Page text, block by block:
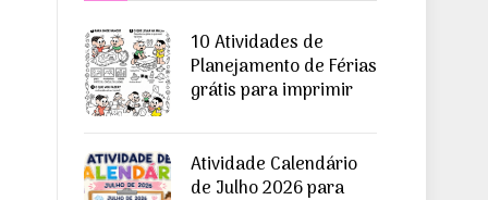
10 Atividades de
Planejamento de Férias
grátis para imprimir
Atividade Calendário
de Julho 2026 para